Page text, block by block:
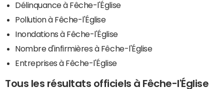
Délinquance à Fêche-l'Église
Pollution à Fêche-l'Église
Inondations à Fêche-l'Église
Nombre d'infirmières à Fêche-l'Église
Entreprises à Fêche-l'Église
Tous les résultats officiels à Fêche-l'Église